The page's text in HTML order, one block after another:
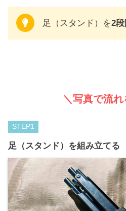
足（スタンド）を2段
＼写真で流れ
STEP
足（スタンド）を組み立てる